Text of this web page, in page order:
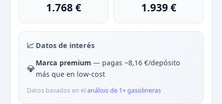
1.768 € 1.939 €
📈 Datos de interés
💎Marca premium — pagas ~8,16 €/depósito
más que en low-cost
Datos basados en el análisis de 1+ gasolineras